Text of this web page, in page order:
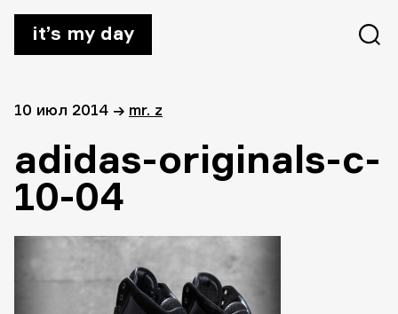
it’s my day
10 июл 2014 → mr. z
adidas-originals-c-
10-04